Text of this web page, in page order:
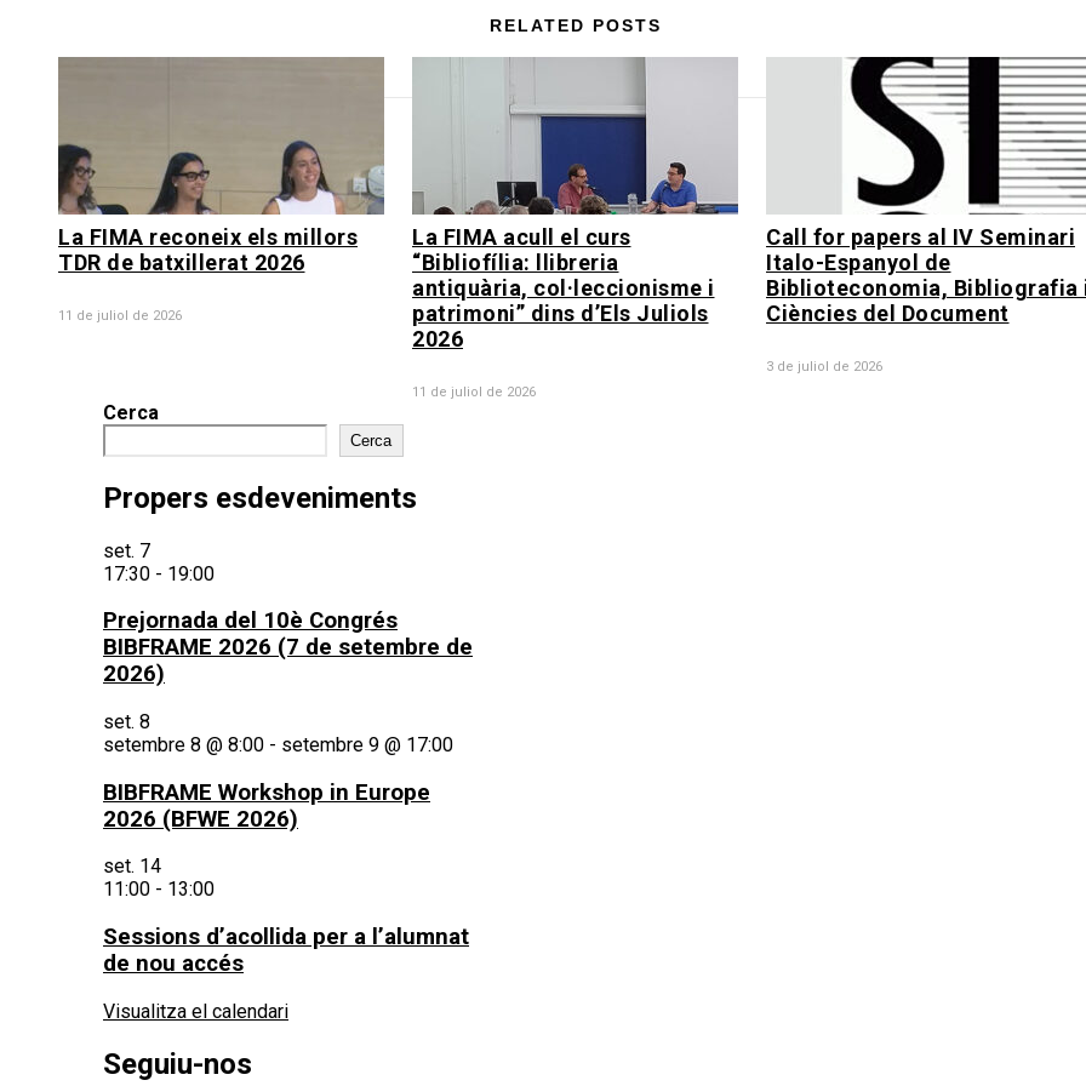
RELATED POSTS
La FIMA reconeix els millors
TDR de batxillerat 2026
11 de juliol de 2026
La FIMA acull el curs
“Bibliofília: llibreria
antiquària, col·leccionisme i
patrimoni” dins d’Els Juliols
2026
11 de juliol de 2026
Call for papers al IV Seminari
Italo-Espanyol de
Biblioteconomia, Bibliografia
Ciències del Document
3 de juliol de 2026
Cerca
Cerca
Propers esdeveniments
set. 7
17:30 - 19:00
Prejornada del 10è Congrés
BIBFRAME 2026 (7 de setembre de
2026)
set. 8
setembre 8 @ 8:00 - setembre 9 @ 17:00
BIBFRAME Workshop in Europe
2026 (BFWE 2026)
set. 14
11:00 - 13:00
Sessions d’acollida per a l’alumnat
de nou accés
Visualitza el calendari
Seguiu-nos